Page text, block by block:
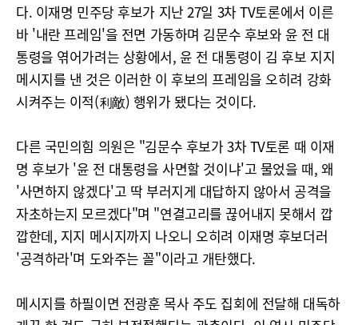
다. 이재명 민주당 후보가 지난 27일 3차 TV토론에서 이른
바 '내란 프레임'을 전면 가동하며 김문수 후보와 윤 전 대
통령을 엮어가려는 상황에서, 윤 전 대통령이 김 후보 지지
메시지를 낸 것은 이러한 이 후보의 프레임을 오히려 강화
시켜주는 이적(利敵) 행위가 됐다는 것이다.
다른 국민의힘 의원은 "김문수 후보가 3차 TV토론 때 이재
명 후보가 '윤 전 대통령을 사면할 것이냐'고 물었을 때, 왜
'사면하지 않겠다'고 딱 부러지게 대답하지 않아서 공격을
자초하는지 모르겠다"며 "연결고리를 끊어내지 못해서 깝
깝한데, 지지 메시지까지 나오니 오히려 이재명 후보더러
'공격하라'며 도와주는 꼴"이라고 개탄했다.
메시지를 하필이면 전광훈 목사 주도 집회에 전달해 대독하